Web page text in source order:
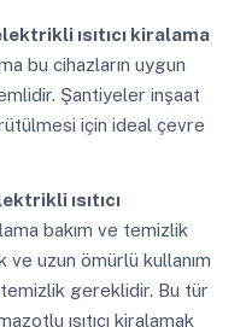
ısıtıcı kiralama
bu cihazların uygun
Şantiyeler inşaat
için ideal çevre
ısıtıcı
bakım ve temizlik
ve uzun ömürlü kullanım
gereklidir. Bu tür
ısıtıcı kiralamak